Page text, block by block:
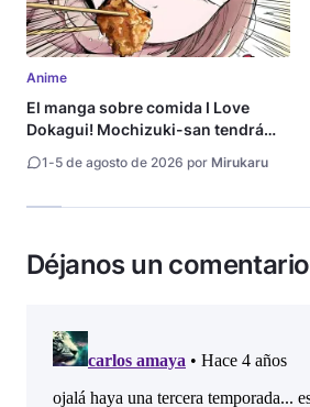
Anime
El manga sobre comida I Love
Dokagui! Mochizuki-san tendrá
1-5 de agosto de 2026 por Mirukaru
Déjanos un comentario